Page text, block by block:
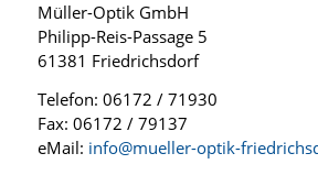
Müller-Optik GmbH
Philipp-Reis-Passage 5
61381 Friedrichsdorf
Telefon: 06172 / 71930
Fax: 06172 / 79137
eMail: info@mueller-optik-